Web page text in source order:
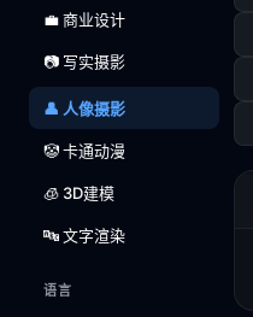
💼 商业设计
📷 写实摄影
👤 人像摄影
🤡 卡通动漫
🧊 3D建模
🔤 文字渲染
语言